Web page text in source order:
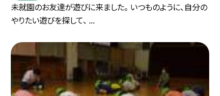
未就園のお友達が遊びに来ました。 いつものように、自分の
やりたい遊びを探して、 ...